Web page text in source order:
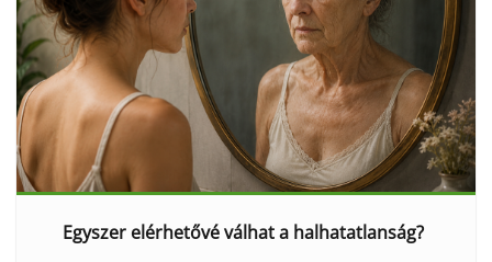
Egyszer elérhetővé válhat a halhatatlanság?